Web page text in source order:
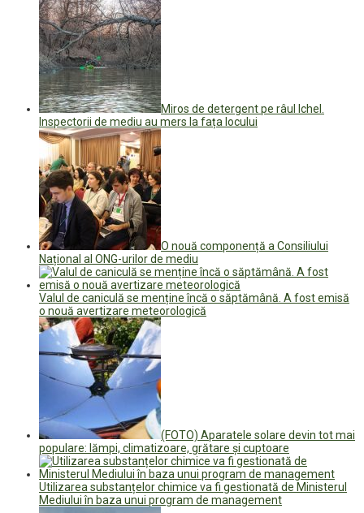
Miros de detergent pe râul Ichel.
Inspectorii de mediu au mers la fața locului
O nouă componență a Consiliului
Național al ONG-urilor de mediu
Valul de caniculă se menține încă o săptămână. A fost emisă
o nouă avertizare meteorologică
(FOTO) Aparatele solare devin tot mai
populare: lămpi, climatizoare, grătare și cuptoare
Utilizarea substanțelor chimice va fi gestionată de Ministerul
Mediului în baza unui program de management